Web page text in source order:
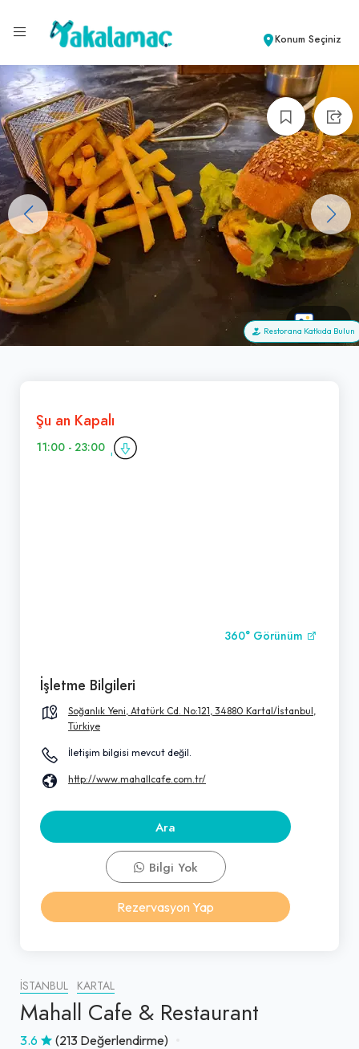
Konum Seçiniz
+47
Restorana Katkıda Bulun
İSTANBUL KARTAL
Mahall Cafe & Restaurant
3.6 (213 Değerlendirme)
Şu an Kapalı
11:00 - 23:00
360° Görünüm
İşletme Bilgileri
Soğanlık Yeni, Atatürk Cd. No:121, 34880 Kartal/İstanbul,
Türkiye
İletişim bilgisi mevcut değil.
http://www.mahallcafe.com.tr/
Ara
Bilgi Yok
Rezervasyon Yap